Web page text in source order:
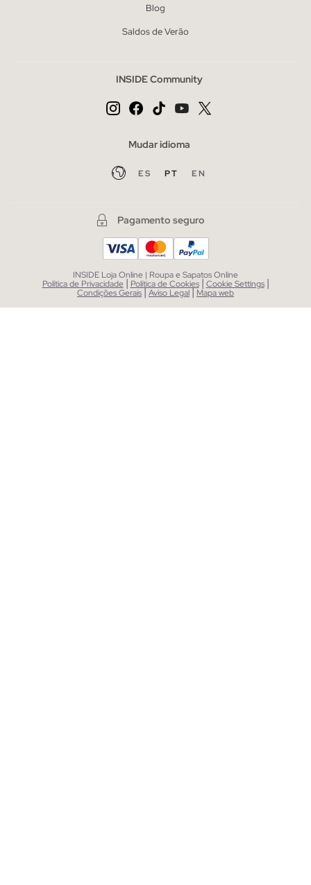
Blog
Saldos de Verão
INSIDE Community
Mudar idioma
ES PT EN
Pagamento seguro
INSIDE Loja Online | Roupa e Sapatos Online
Política de Privacidade | Política de Cookies | Cookie Settings |
Condições Gerais|Aviso Legal| Mapa web